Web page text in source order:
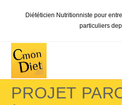
Diététicien Nutritionniste pour
particuliers
PROJET